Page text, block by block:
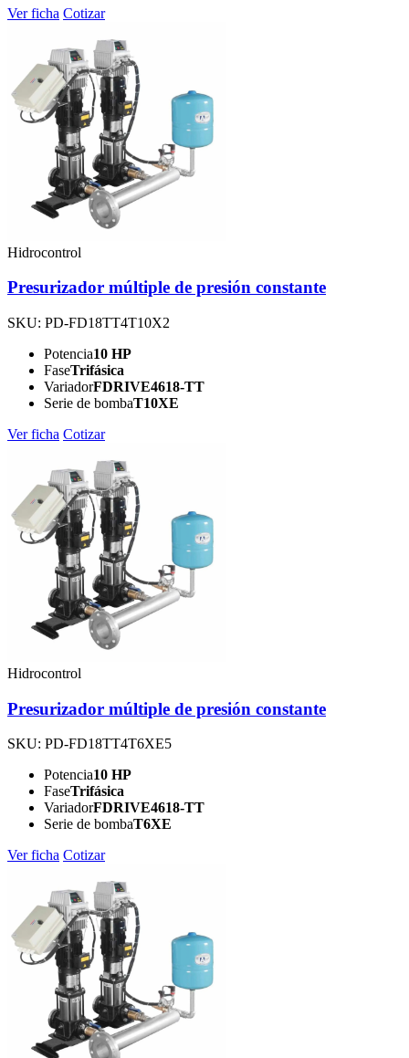
Ver ficha Cotizar
Hidrocontrol
Presurizador múltiple de presión constante
SKU: PD-FD18TT4T10X2
Potencia10 HP
FaseTrifásica
VariadorFDRIVE4618-TT
Serie de bombaT10XE
Ver ficha Cotizar
Hidrocontrol
Presurizador múltiple de presión constante
SKU: PD-FD18TT4T6XE5
Potencia10 HP
FaseTrifásica
VariadorFDRIVE4618-TT
Serie de bombaT6XE
Ver ficha Cotizar